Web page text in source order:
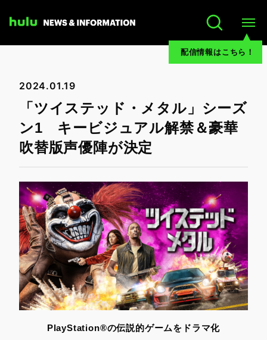
配信情報はこちら！
「ツイステッド・メタル」シーズ
ン1 キービジュアル解禁＆豪華
吹替版声優陣が決定
2024.01.19
PlayStation®の伝説的ゲームをドラマ化